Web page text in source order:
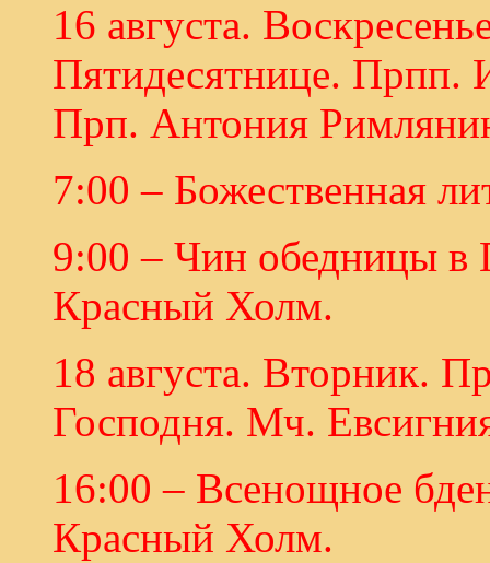
16 августа.
Пятидесятнице. Прпп.
Прп. Антония
7:00 – Божественная
9:00 – Чин обедницы в
Красный Холм.
18 августа. Вторник.
Господня. Мч.
16:00 – Всенощное
Красный Холм.